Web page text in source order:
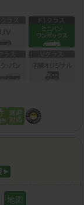
地図